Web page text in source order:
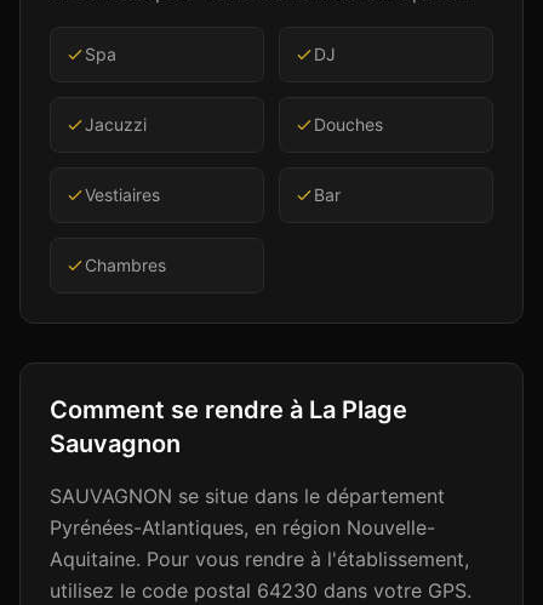
Spa DJ
Jacuzzi Douches
Vestiaires Bar
Chambres
Comment se rendre à La Plage
Sauvagnon
SAUVAGNON se situe dans le département
Pyrénées-Atlantiques, en région Nouvelle-
Aquitaine. Pour vous rendre à l'établissement,
utilisez le code postal 64230 dans votre GPS.